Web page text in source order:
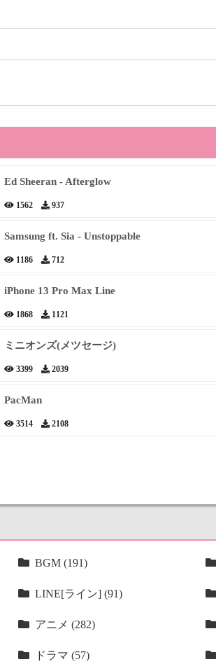
Ed Sheeran - Afterglow
1562 937
Samsung ft. Sia - Unstoppable
1186 712
iPhone 13 Pro Max Line
1868 1121
ミニオンズ(メツセージ)
3399 2039
PacMan
3514 2108
BGM (191)
LINE[ライン] (91)
アニメ (282)
ドラマ (57)